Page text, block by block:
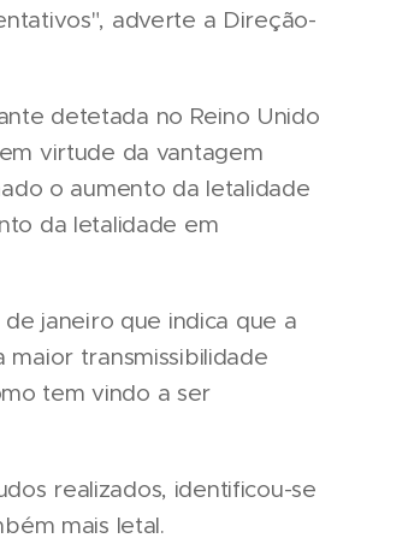
adverte a Direção-
detetada no Reino Unido
virtude da vantagem
o aumento da letalidade
da letalidade em
janeiro que indica que a
maior transmissibilidade
tem vindo a ser
realizados, identificou-se
mais letal.